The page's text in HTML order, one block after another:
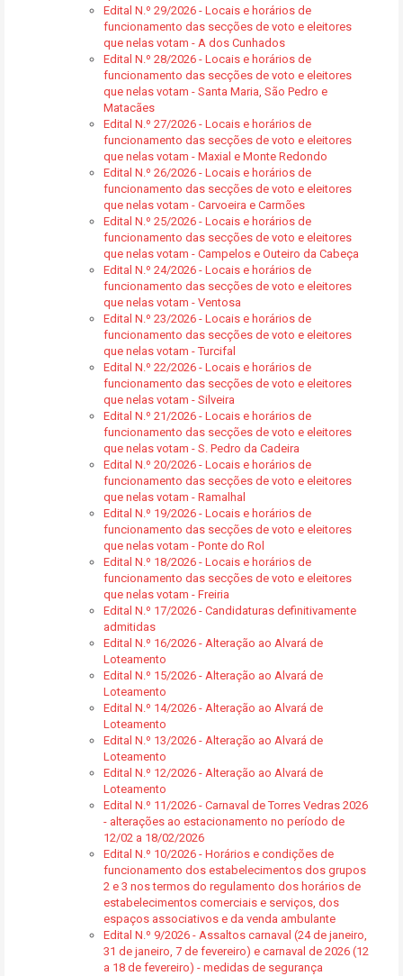
Edital N.º 29/2026 - Locais e horários de
funcionamento das secções de voto e eleitores
que nelas votam - A dos Cunhados
Edital N.º 28/2026 - Locais e horários de
funcionamento das secções de voto e eleitores
que nelas votam - Santa Maria, São Pedro e
Matacães
Edital N.º 27/2026 - Locais e horários de
funcionamento das secções de voto e eleitores
que nelas votam - Maxial e Monte Redondo
Edital N.º 26/2026 - Locais e horários de
funcionamento das secções de voto e eleitores
que nelas votam - Carvoeira e Carmões
Edital N.º 25/2026 - Locais e horários de
funcionamento das secções de voto e eleitores
que nelas votam - Campelos e Outeiro da Cabeça
Edital N.º 24/2026 - Locais e horários de
funcionamento das secções de voto e eleitores
que nelas votam - Ventosa
Edital N.º 23/2026 - Locais e horários de
funcionamento das secções de voto e eleitores
que nelas votam - Turcifal
Edital N.º 22/2026 - Locais e horários de
funcionamento das secções de voto e eleitores
que nelas votam - Silveira
Edital N.º 21/2026 - Locais e horários de
funcionamento das secções de voto e eleitores
que nelas votam - S. Pedro da Cadeira
Edital N.º 20/2026 - Locais e horários de
funcionamento das secções de voto e eleitores
que nelas votam - Ramalhal
Edital N.º 19/2026 - Locais e horários de
funcionamento das secções de voto e eleitores
que nelas votam - Ponte do Rol
Edital N.º 18/2026 - Locais e horários de
funcionamento das secções de voto e eleitores
que nelas votam - Freiria
Edital N.º 17/2026 - Candidaturas definitivamente
admitidas
Edital N.º 16/2026 - Alteração ao Alvará de
Loteamento
Edital N.º 15/2026 - Alteração ao Alvará de
Loteamento
Edital N.º 14/2026 - Alteração ao Alvará de
Loteamento
Edital N.º 13/2026 - Alteração ao Alvará de
Loteamento
Edital N.º 12/2026 - Alteração ao Alvará de
Loteamento
Edital N.º 11/2026 - Carnaval de Torres Vedras 2026
- alterações ao estacionamento no período de
12/02 a 18/02/2026
Edital N.º 10/2026 - Horários e condições de
funcionamento dos estabelecimentos dos grupos
2 e 3 nos termos do regulamento dos horários de
estabelecimentos comerciais e serviços, dos
espaços associativos e da venda ambulante
Edital N.º 9/2026 - Assaltos carnaval (24 de janeiro,
31 de janeiro, 7 de fevereiro) e carnaval de 2026 (12
a 18 de fevereiro) - medidas de segurança